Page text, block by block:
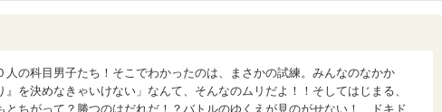
の科目男子たち！そこでわかったのは、まさかの試練。みんなのなかか
を決めなきゃいけない」なんて、そんなのムリだよ！！そしてはじまる、
ちがって？勝つのはだれだ！？バトルのゆくえが見のがせない！ ドキド